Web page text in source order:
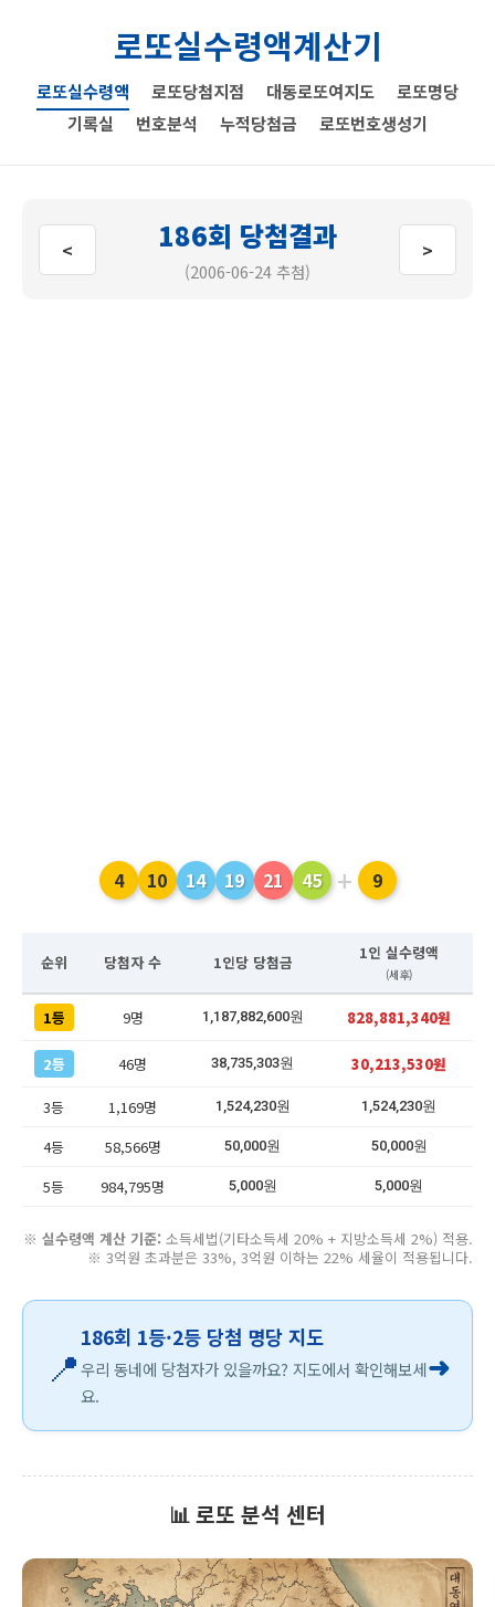
로또실수령액계산기
로또실수령액 로또당첨지점 대동로또여지도
로또명당
기록실
번호분석 누적당첨금 로또번호생성기
< 186회 당첨결과
(2006-06-24 추첨)
>
4 10 14 19 21 45 + 9
순위 당첨자 수 1인당 당첨금 1인 실수령액
(세후)
1등 9명 1,187,882,600원 828,881,340원
2등 46명 38,735,303원 30,213,530원
3등 1,169명 1,524,230원 1,524,230원
4등 58,566명 50,000원 50,000원
5등 984,795명 5,000원 5,000원
※ 실수령액 계산 기준: 소득세법(기타소득세 20% + 지방소득세 2%) 적용.
※ 3억원 초과분은 33%, 3억원 이하는 22% 세율이 적용됩니다.
📍
186회 1등·2등 당첨 명당 지도
우리 동네에 당첨자가 있을까요? 지도에서 확인해보세
요.
➜
📊 로또 분석 센터